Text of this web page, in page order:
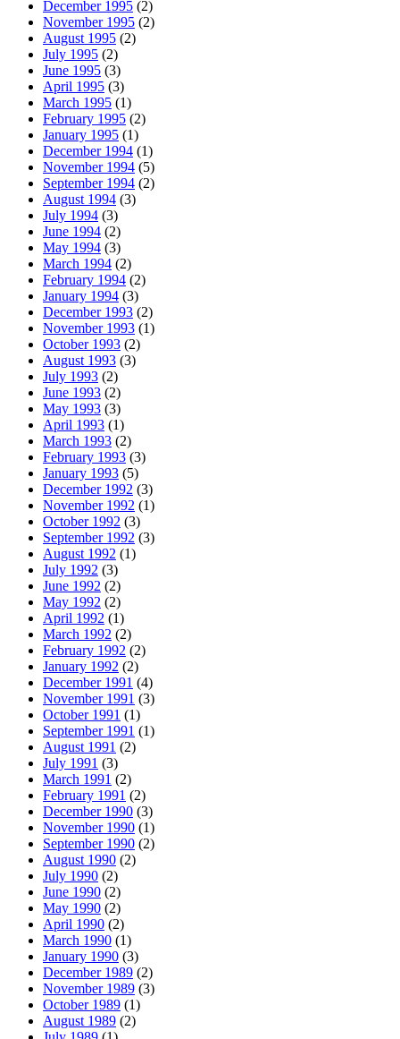
December 1995 (2)
November 1995 (2)
August 1995 (2)
July 1995 (2)
June 1995 (3)
April 1995 (3)
March 1995 (1)
February 1995 (2)
January 1995 (1)
December 1994 (1)
November 1994 (5)
September 1994 (2)
August 1994 (3)
July 1994 (3)
June 1994 (2)
May 1994 (3)
March 1994 (2)
February 1994 (2)
January 1994 (3)
December 1993 (2)
November 1993 (1)
October 1993 (2)
August 1993 (3)
July 1993 (2)
June 1993 (2)
May 1993 (3)
April 1993 (1)
March 1993 (2)
February 1993 (3)
January 1993 (5)
December 1992 (3)
November 1992 (1)
October 1992 (3)
September 1992 (3)
August 1992 (1)
July 1992 (3)
June 1992 (2)
May 1992 (2)
April 1992 (1)
March 1992 (2)
February 1992 (2)
January 1992 (2)
December 1991 (4)
November 1991 (3)
October 1991 (1)
September 1991 (1)
August 1991 (2)
July 1991 (3)
March 1991 (2)
February 1991 (2)
December 1990 (3)
November 1990 (1)
September 1990 (2)
August 1990 (2)
July 1990 (2)
June 1990 (2)
May 1990 (2)
April 1990 (2)
March 1990 (1)
January 1990 (3)
December 1989 (2)
November 1989 (3)
October 1989 (1)
August 1989 (2)